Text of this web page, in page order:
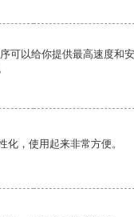
可以给你提供最高速度和
化，使用起来非常方便。